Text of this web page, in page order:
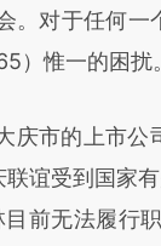
对于任何一
）惟一的困扰。
市的上市公
谊受到国家
前无法履行